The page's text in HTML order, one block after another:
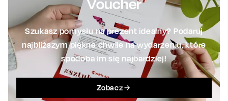
Voucher
Szukasz pomysłu na prezent idealny? Podaruj
najbliższym piękne chwile na wydarzeniu, które
spodoba im się najbardziej!
Zobacz